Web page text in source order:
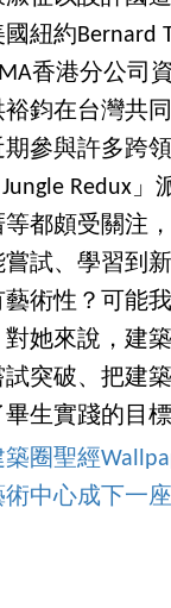
紐約Bernard
香港分公司
鈞在台灣共同
參與許多跨
Redux」
都頗受關注
試、學習到
術性？可能
她來說，建
突破、把建
生實踐的目標
圈聖經
中心成下一